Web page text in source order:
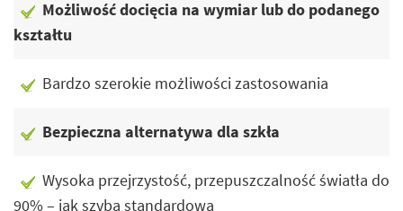
Możliwość docięcia na wymiar lub do podanego
kształtu
Bardzo szerokie możliwości zastosowania
Bezpieczna alternatywa dla szkła
Wysoka przejrzystość, przepuszczalność światła do
90% – jak szyba standardowa